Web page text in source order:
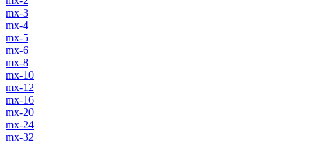
mx-3
mx-4
mx-5
mx-6
mx-8
mx-10
mx-12
mx-16
mx-20
mx-24
mx-32